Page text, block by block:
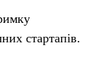
стартапів.